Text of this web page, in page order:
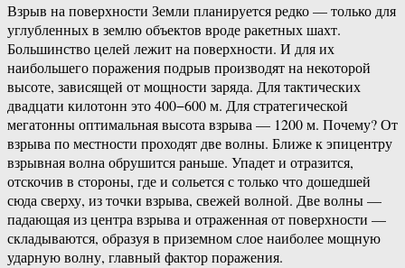
Взрыв на поверхности Земли планируется редко — только для
углубленных в землю объектов вроде ракетных шахт.
Большинство целей лежит на поверхности. И для их
наибольшего поражения подрыв производят на некоторой
высоте, зависящей от мощности заряда. Для тактических
двадцати килотонн это 400−600 м. Для стратегической
мегатонны оптимальная высота взрыва — 1200 м. Почему? От
взрыва по местности проходят две волны. Ближе к эпицентру
взрывная волна обрушится раньше. Упадет и отразится,
отскочив в стороны, где и сольется с только что дошедшей
сюда сверху, из точки взрыва, свежей волной. Две волны —
падающая из центра взрыва и отраженная от поверхности —
складываются, образуя в приземном слое наиболее мощную
ударную волну, главный фактор поражения.